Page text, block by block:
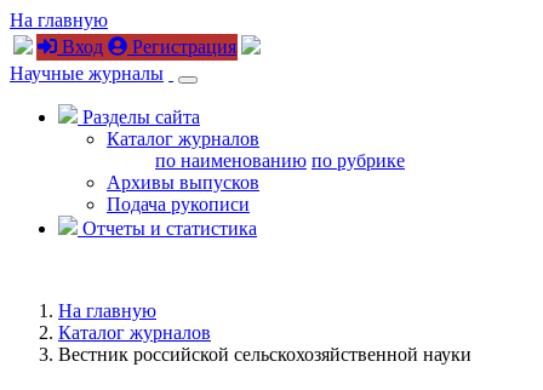
На главную
Вход
Регистрация
Научные журналы
Разделы сайта
Каталог журналов
по наименованию по рубрике
Архивы выпусков
Подача рукописи
Отчеты и статистика
На главную
Каталог журналов
Вестник российской сельскохозяйственной науки